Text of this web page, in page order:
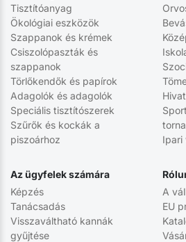
Tisztítóanyag
Ökológiai eszközök
Szappanok és krémek
Csiszolópaszták és
szappanok
Törlőkendők és papírok
Adagolók és adagolók
Speciális tisztítószerek
Szűrők és kockák a
piszoárhoz
Ipari
Az ügyfelek számára
Képzés
Tanácsadás
Visszaváltható kannák
gyűjtése
A
EU